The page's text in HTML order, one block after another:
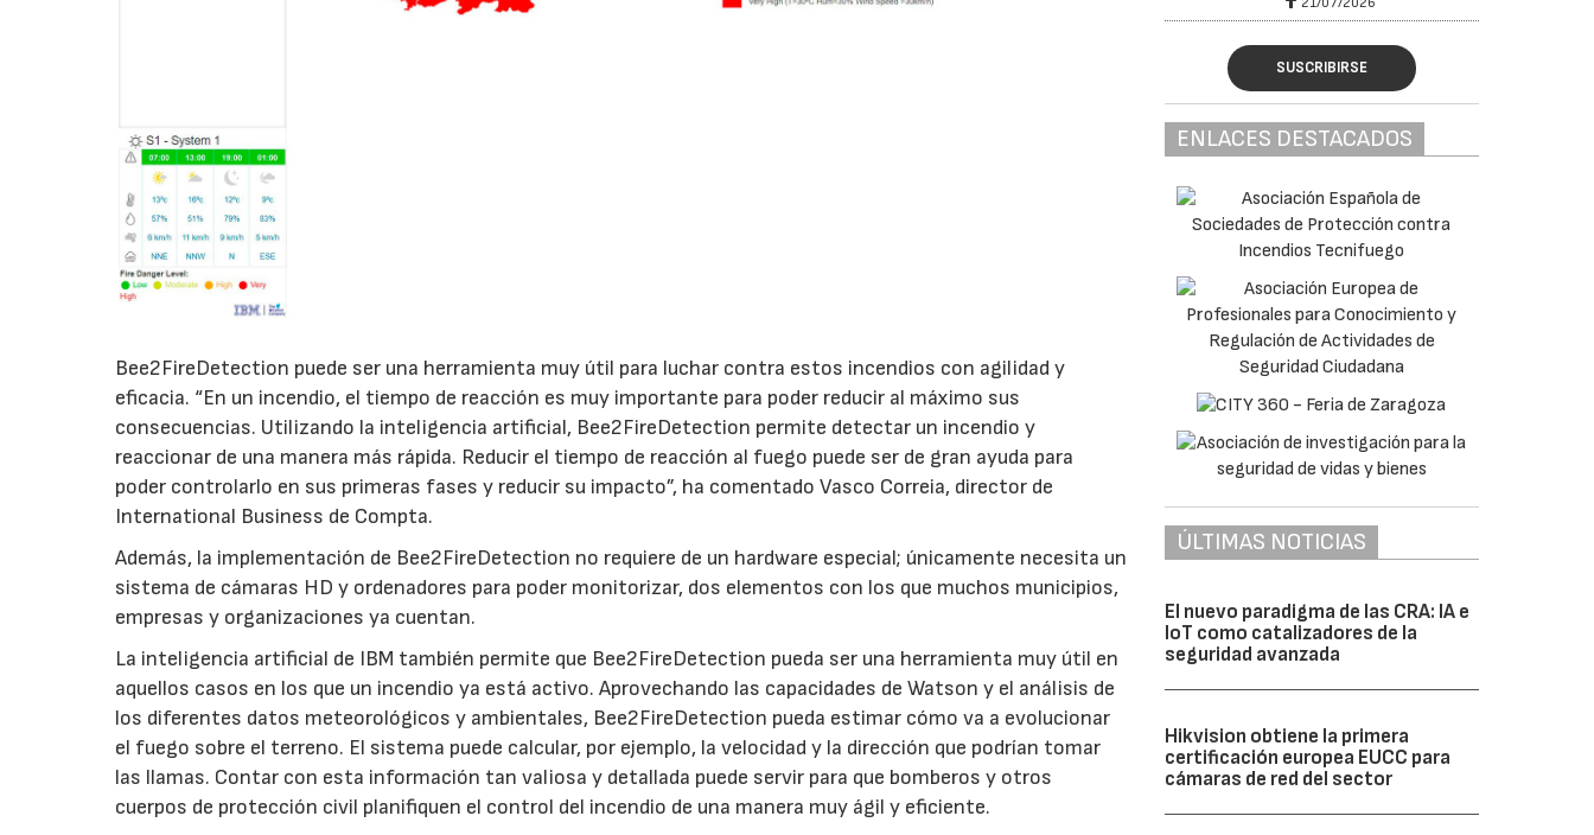
Bee2FireDetection puede ser una herramienta muy útil para luchar contra estos incendios con agilidad y
eficacia. “En un incendio, el tiempo de reacción es muy importante para poder reducir al máximo sus
consecuencias. Utilizando la inteligencia artificial, Bee2FireDetection permite detectar un incendio y
reaccionar de una manera más rápida. Reducir el tiempo de reacción al fuego puede ser de gran ayuda para
poder controlarlo en sus primeras fases y reducir su impacto”, ha comentado Vasco Correia, director de
International Business de Compta.
Además, la implementación de Bee2FireDetection no requiere de un hardware especial; únicamente necesita un
sistema de cámaras HD y ordenadores para poder monitorizar, dos elementos con los que muchos municipios,
empresas y organizaciones ya cuentan.
La inteligencia artificial de IBM también permite que Bee2FireDetection pueda ser una herramienta muy útil en
aquellos casos en los que un incendio ya está activo. Aprovechando las capacidades de Watson y el análisis de
los diferentes datos meteorológicos y ambientales, Bee2FireDetection pueda estimar cómo va a evolucionar
el fuego sobre el terreno. El sistema puede calcular, por ejemplo, la velocidad y la dirección que podrían tomar
las llamas. Contar con esta información tan valiosa y detallada puede servir para que bomberos y otros
cuerpos de protección civil planifiquen el control del incendio de una manera muy ágil y eficiente.
SUSCRIBIRSE
ENLACES DESTACADOS
ÚLTIMAS NOTICIAS
El nuevo paradigma de las CRA: IA e
IoT como catalizadores de la
seguridad avanzada
Hikvision obtiene la primera
certificación europea EUCC para
cámaras de red del sector